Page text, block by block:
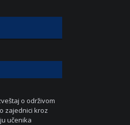
o održivom
zajednici kroz
učenika